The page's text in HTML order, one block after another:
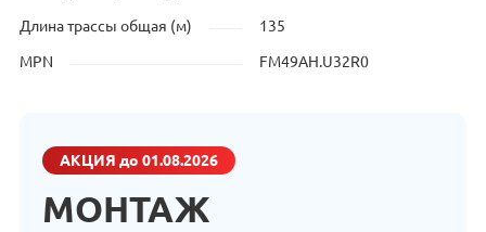
Длина трассы общая (м) 135
MPN FM49AH.U32R0
АКЦИЯ до 01.08.2026
МОНТАЖ